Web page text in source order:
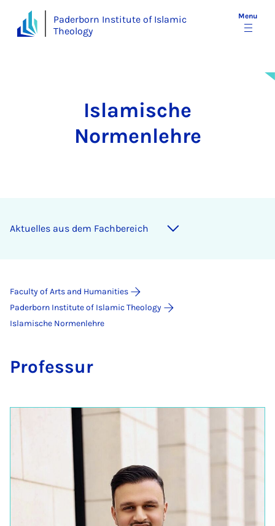
Paderborn Institute of Islamic
Theology
Menu
Islamische
Normenlehre
Aktuelles aus dem Fachbereich
Faculty of Arts and Humanities
Paderborn Institute of Islamic Theology
Islamische Normenlehre
Pro­fes­sur